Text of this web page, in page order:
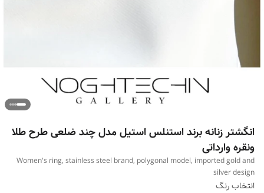
انگشتر زنانه برند استنلس استیل مدل چند ضلعی طرح طلا
ونقره وارداتی
Women's ring, stainless steel brand, polygonal model, imported gold and
silver design
انتخاب رنگ